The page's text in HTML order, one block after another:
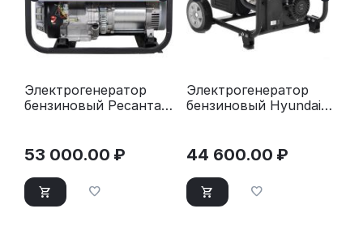
Электрогенератор
бензиновый Ресанта
53 000.00 ₽
Электрогенератор
бензиновый Hyundai
44 600.00 ₽